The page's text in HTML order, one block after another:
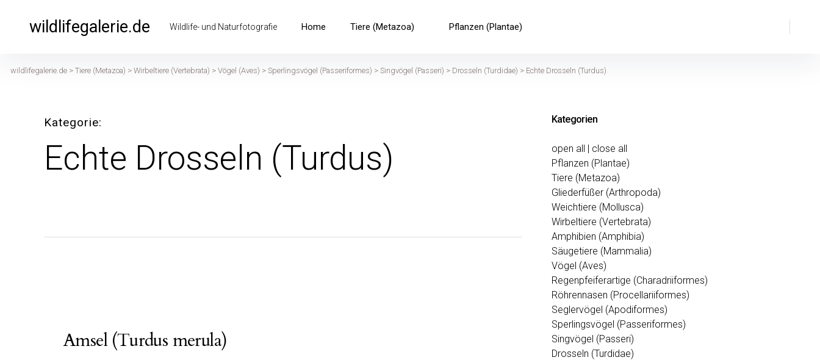
überspringenwildlifegalerie.de Wildlife- und Naturfotografie Home Tiere (Metazoa) Pflanzen (Plantae)
wildlifegalerie.de > Tiere (Metazoa) > Wirbeltiere (Vertebrata) > Vögel (Aves) > Sperlingsvögel (Passeriformes) > Singvögel (Passeri) > Drosseln (Turdidae) > Echte Drosseln (Turdus)
Kategorie
Echte Drosseln (Turdus)
Amsel (Turdus merula)
Kategorien
open all | close all
Pflanzen (Plantae)
Tiere (Metazoa)
Gliederfüßer (Arthropoda)
Weichtiere (Mollusca)
Wirbeltiere (Vertebrata)
Amphibien (Amphibia)
Säugetiere (Mammalia)
Vögel (Aves)
Regenpfeiferartige (Charadriiformes)
Röhrennasen (Procellariiformes)
Seglervögel (Apodiformes)
Sperlingsvögel (Passeriformes)
Singvögel (Passeri)
Drosseln (Turdidae)